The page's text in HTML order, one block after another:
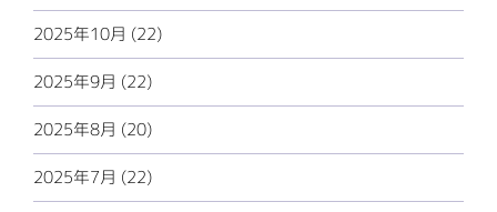
2025年10月 (22)
2025年9月 (22)
2025年8月 (20)
2025年7月 (22)